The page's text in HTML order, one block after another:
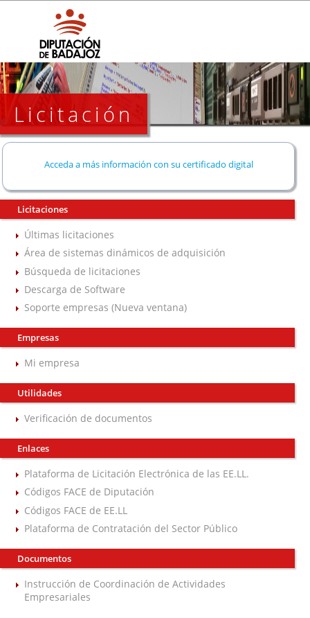
Licitación
Acceda a más información con su certificado digital
Licitaciones
Últimas licitaciones
Área de sistemas dinámicos de adquisición
Búsqueda de licitaciones
Descarga de Software
Soporte empresas (Nueva ventana)
Empresas
Mi empresa
Utilidades
Verificación de documentos
Enlaces
Plataforma de Licitación Electrónica de las EE.LL.
Códigos FACE de Diputación
Códigos FACE de EE.LL
Plataforma de Contratación del Sector Público
Documentos
Instrucción de Coordinación de Actividades
Empresariales